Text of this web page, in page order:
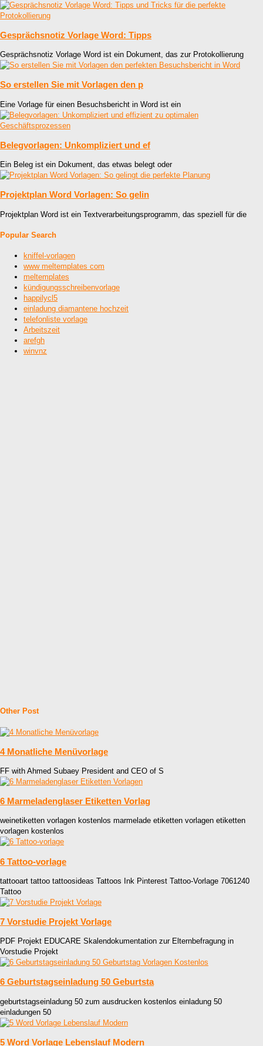
Gesprächsnotiz Vorlage Word: Tipps
Gesprächsnotiz Vorlage Word ist ein Dokument, das zur Protokollierung
So erstellen Sie mit Vorlagen den p
Eine Vorlage für einen Besuchsbericht in Word ist ein
Belegvorlagen: Unkompliziert und ef
Ein Beleg ist ein Dokument, das etwas belegt oder
Projektplan Word Vorlagen: So gelin
Projektplan Word ist ein Textverarbeitungsprogramm, das speziell für die
Popular Search
kniffel-vorlagen
www meltemplates com
meltemplates
kündigungsschreibenvorlage
happilycl5
einladung diamantene hochzeit
telefonliste vorlage
Arbeitszeit
arefgh
winvnz
Other Post
4 Monatliche Menüvorlage
FF with Ahmed Subaey President and CEO of S
6 Marmeladenglaser Etiketten Vorlag
weinetiketten vorlagen kostenlos marmelade etiketten vorlagen etiketten
vorlagen kostenlos
6 Tattoo-vorlage
tattooart tattoo tattoosideas Tattoos Ink Pinterest Tattoo-Vorlage 7061240
Tattoo
7 Vorstudie Projekt Vorlage
PDF Projekt EDUCARE Skalendokumentation zur Elternbefragung in
Vorstudie Projekt
6 Geburtstagseinladung 50 Geburtsta
geburtstagseinladung 50 zum ausdrucken kostenlos einladung 50
einladungen 50
5 Word Vorlage Lebenslauf Modern